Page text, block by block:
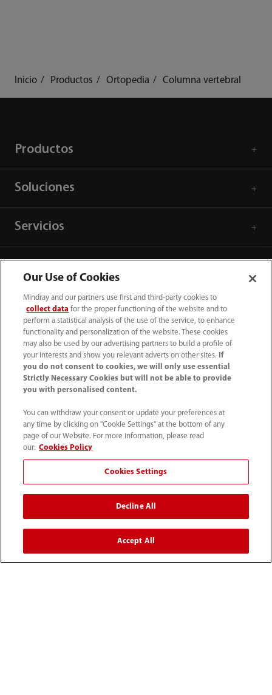
Inicio Productos Ortopedia Columna vertebral
Productos
Soluciones
Servicios
Empleos
Acerca de Mindray
Información de contacto
52 55 5661 9450
Our Use of Cookies
Mindray and our partners use first and third-party cookies to
collect data for the proper functioning of the website and to
perform a statistical analysis of the use of the service, to enhance
functionality and personalization of the website. These cookies
may also be used by our advertising partners to build a profile of
your interests and show you relevant adverts on other sites.
If
you do not consent to cookies, we will only use essential
Strictly Necessary Cookies but will not be able to provide
you with personalised content.
You can withdraw your consent or update your preferences at
any time by clicking on "Cookie Settings" at the bottom of any
page of our Website. For more information, please read
our: Cookies Policy
Cookies Settings
Decline All
Accept All